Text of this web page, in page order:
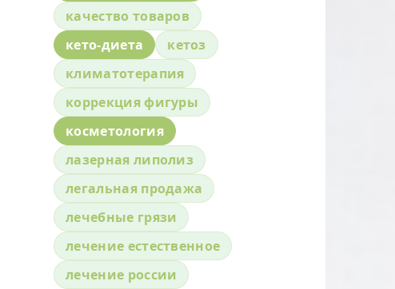
качество товаров
кето-диета
кетоз
климатотерапия
коррекция фигуры
косметология
лазерная липолиз
легальная продажа
лечебные грязи
лечение естественное
лечение россии